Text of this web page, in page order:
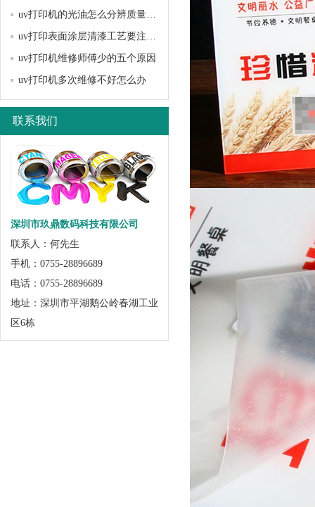
uv打印机的光油怎么分辨质量好坏
uv打印表面涂层清漆工艺要注意哪些问题？
uv打印机维修师傅少的五个原因
uv打印机多次维修不好怎么办
联系我们
深圳市玖鼎数码科技有限公司
联系人：何先生
手机：0755-28896689
电话：0755-28896689
地址：深圳市平湖鹅公岭春湖工业
区6栋